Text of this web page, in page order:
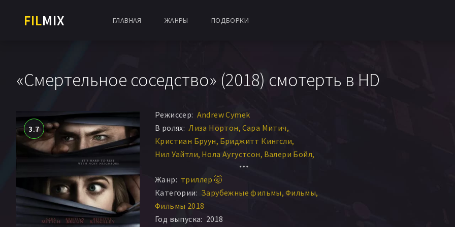
FILMIX ГЛАВНАЯ ЖАНРЫ ПОДБОРКИ
«Смертельное соседство» (2018) смотерть в HD
3.7
Режиссер: Andrew Cymek
В ролях: Лиза Нортон Сара Митич
Кристиан Бруун Бриджитт Кингсли
Нил Уайтли Нола Аугустсон Валери Бойл
Джим Чад
Эдриэнн Меррелл
Жанр: триллер 🤯
Категории: Зарубежные фильмы Фильмы
Фильмы 2018
Год выпуска: 2018